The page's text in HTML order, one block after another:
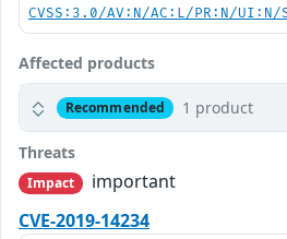
CVSS:3.0/AV:N/AC:L/PR:N/
Affected products
Recommended 1 product
Threats
Impact
important
CVE-2019-14234